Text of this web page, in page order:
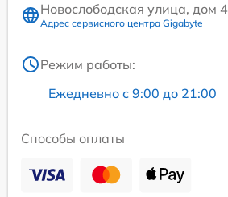
Новослободская улица, дом 4
Адрес сервисного центра Gigabyte
Режим работы:
Ежедневно с 9:00 до 21:00
Способы оплаты